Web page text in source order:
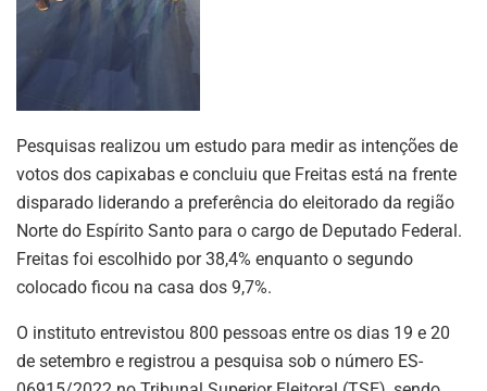
Pesquisas realizou um estudo para medir as intenções de
votos dos capixabas e concluiu que Freitas está na frente
disparado liderando a preferência do eleitorado da região
Norte do Espírito Santo para o cargo de Deputado Federal.
Freitas foi escolhido por 38,4% enquanto o segundo
colocado ficou na casa dos 9,7%.
O instituto entrevistou 800 pessoas entre os dias 19 e 20
de setembro e registrou a pesquisa sob o número ES-